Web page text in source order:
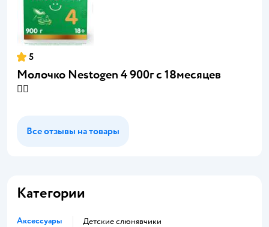
5
Молочко Nestogen 4 900г с 18месяцев
👍🏻
Все отзывы на товары
Категории
Аксессуары
Детские слюнявчики